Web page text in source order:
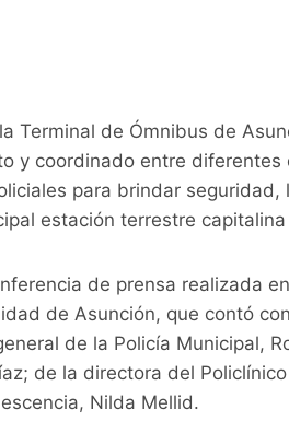
Terminal de Ómnibus de
y coordinado entre
para brindar
estación terrestre
de prensa realizada
de Asunción, que contó
de la Policía Municipal,
de la directora del
Nilda Mellid.